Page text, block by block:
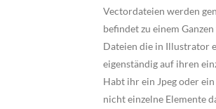
Vectordateien werden
befindet zu einem
Dateien die in Illustrator
eigenständig auf ihren
Habt ihr ein Jpeg oder
nicht einzelne Elemente